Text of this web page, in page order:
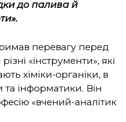
до палива й
перевагу перед
«інструменти», які
хіміки-органіки, в
та інформатики. Він
«вчений-аналітик